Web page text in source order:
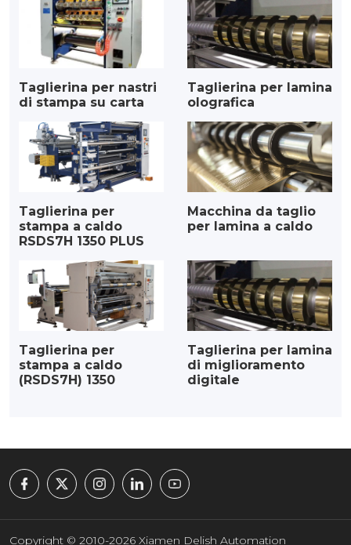
Taglierina per nastri
di stampa su carta
Taglierina per lamina
olografica
Taglierina per
stampa a caldo
RSDS7H 1350 PLUS
Macchina da taglio
per lamina a caldo
Taglierina per
stampa a caldo
(RSDS7H) 1350
Taglierina per lamina
di miglioramento
digitale
Copyright © 2010-2026 Xiamen Delish Automation